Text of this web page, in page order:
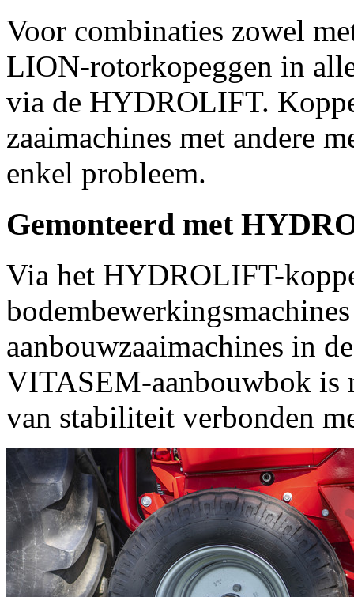
Voor combinaties zowel
LION-rotorkopeggen in
via de HYDROLIFT.
zaaimachines met andere
enkel probleem.
Gemonteerd met
Via het HYDROLIFT-
aanbouwzaaimachines in
VITASEM-aanbouwbok is
van stabiliteit verbonden